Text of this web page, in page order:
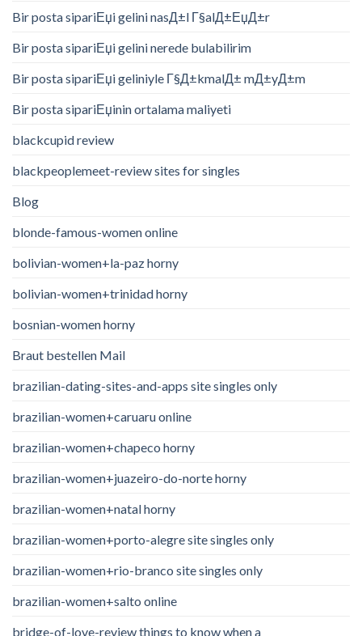
Bir posta sipariЕџi gelini nasД±l Г§alД±ЕџД±r
Bir posta sipariЕџi gelini nerede bulabilirim
Bir posta sipariЕџi geliniyle Г§Д±kmalД± mД±yД±m
Bir posta sipariЕџinin ortalama maliyeti
blackcupid review
blackpeoplemeet-review sites for singles
Blog
blonde-famous-women online
bolivian-women+la-paz horny
bolivian-women+trinidad horny
bosnian-women horny
Braut bestellen Mail
brazilian-dating-sites-and-apps site singles only
brazilian-women+caruaru online
brazilian-women+chapeco horny
brazilian-women+juazeiro-do-norte horny
brazilian-women+natal horny
brazilian-women+porto-alegre site singles only
brazilian-women+rio-branco site singles only
brazilian-women+salto online
bridge-of-love-review things to know when a